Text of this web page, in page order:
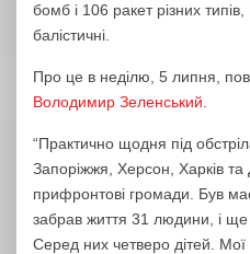
бомб і 106 ракет різних
балістичні.
Про це в неділю, 5 липня,
Володимир Зеленський
“Практично щодня під
Запоріжжя, Херсон, Харків та
прифронтові громади. Був
забрав життя 31 людини, і
Серед них четверо дітей. Мої